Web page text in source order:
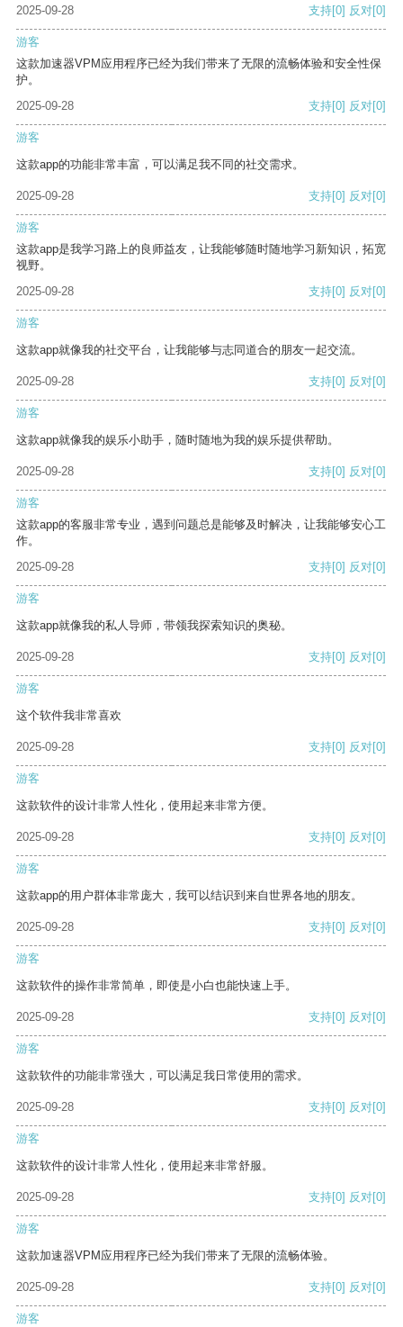
2025-09-28
支持[0] 反对[0]
游客
这款加速器VPM应用程序已经为我们带来了无限的流畅体验和安全性保
护。
2025-09-28
支持[0] 反对[0]
游客
这款app的功能非常丰富，可以满足我不同的社交需求。
2025-09-28 支持[0] 反对[0]
游客
这款app是我学习路上的良师益友，让我能够随时随地学习新知识，拓宽
视野。
2025-09-28
支持[0] 反对[0]
游客
这款app就像我的社交平台，让我能够与志同道合的朋友一起交流。
2025-09-28 支持[0] 反对[0]
游客
这款app就像我的娱乐小助手，随时随地为我的娱乐提供帮助。
2025-09-28 支持[0] 反对[0]
游客
这款app的客服非常专业，遇到问题总是能够及时解决，让我能够安心工
作。
2025-09-28
支持[0] 反对[0]
游客
这款app就像我的私人导师，带领我探索知识的奥秘。
2025-09-28 支持[0] 反对[0]
游客
这个软件我非常喜欢
2025-09-28 支持[0] 反对[0]
游客
这款软件的设计非常人性化，使用起来非常方便。
2025-09-28 支持[0] 反对[0]
游客
这款app的用户群体非常庞大，我可以结识到来自世界各地的朋友。
2025-09-28 支持[0] 反对[0]
游客
这款软件的操作非常简单，即使是小白也能快速上手。
2025-09-28 支持[0] 反对[0]
游客
这款软件的功能非常强大，可以满足我日常使用的需求。
2025-09-28 支持[0] 反对[0]
游客
这款软件的设计非常人性化，使用起来非常舒服。
2025-09-28 支持[0] 反对[0]
游客
这款加速器VPM应用程序已经为我们带来了无限的流畅体验。
2025-09-28 支持[0] 反对[0]
游客